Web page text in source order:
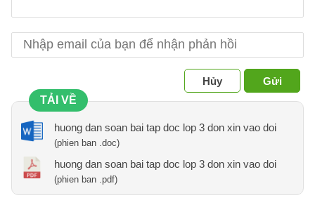
Hủy
Gửi
TẢI VỀ
huong dan soan bai tap doc lop 3 don xin vao doi
(phien ban .doc)
huong dan soan bai tap doc lop 3 don xin vao doi
(phien ban .pdf)